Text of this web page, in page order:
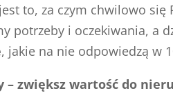
to, za czym chwilowo
potrzeby i oczekiwania, a
, jakie na nie odpowiedzą w
– zwiększ wartość do